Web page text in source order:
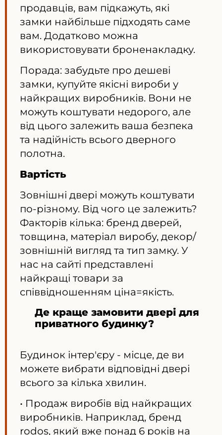
продавців, вам підкажуть, які
замки найбільше підходять саме
вам. Додатково можна
використовувати броненакладку.
Порада: забудьте про дешеві
замки, купуйте якісні вироби у
найкращих виробників. Вони не
можуть коштувати недорого, але
від цього залежить ваша безпека
та надійність всього дверного
полотна.
Вартість
Зовнішні двері можуть коштувати
по-різному. Від чого це залежить?
Факторів кілька: бренд дверей,
товщина, матеріал виробу, декор/
зовнішній вигляд та тип замку. У
нас на сайті представлені
найкращі товари за
співвідношенням ціна=якість.
Де краще замовити двері для
приватного будинку?
Будинок інтер'єру - місце, де ви
можете вибрати відповідні двері
всього за кілька хвилин.
• Продаж виробів від найкращих
виробників. Наприклад, бренд
rodos, який вже понад 6 років на